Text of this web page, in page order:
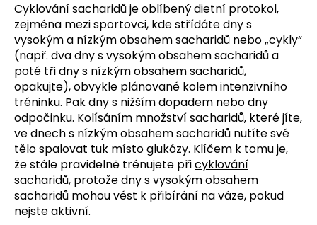
Cyklování sacharidů je oblíbený dietní protokol,
zejména mezi sportovci, kde střídáte dny s
vysokým a nízkým obsahem sacharidů nebo „cykly“
(např. dva dny s vysokým obsahem sacharidů a
poté tři dny s nízkým obsahem sacharidů,
opakujte), obvykle plánované kolem intenzivního
tréninku. Pak dny s nižším dopadem nebo dny
odpočinku. Kolísáním množství sacharidů, které jíte,
ve dnech s nízkým obsahem sacharidů nutíte své
tělo spalovat tuk místo glukózy. Klíčem k tomu je,
že stále pravidelně trénujete přicyklování
sacharidů, protože dny s vysokým obsahem
sacharidů mohou vést k přibírání na váze, pokud
nejste aktivní.